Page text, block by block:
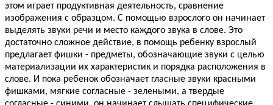
этом играет продуктивная деятельность, сравнение
изображения с образцом. С помощью взрослого он начинает
выделять звуки речи и место каждого звука в слове. Это
достаточно сложное действие, в помощь ребенку взрослый
предлагает фишки - предметы, обозначающие звуки с целью
материализации их характеристик и порядка расположения в
слове. И пока ребенок обозначает гласные звуки красными
фишками, мягкие согласные - зелеными, а твердые